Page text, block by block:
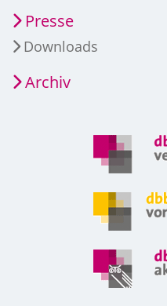
Presse
Downloads
Archiv